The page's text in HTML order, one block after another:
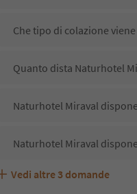
Che tipo di colazione
Quanto dista Naturhotel
Naturhotel Miraval
Naturhotel Miraval
Naturhotel Miraval accetta
Quali servizi/attività sono
Gli ospiti di Naturhotel
Vedi altre 3 domande